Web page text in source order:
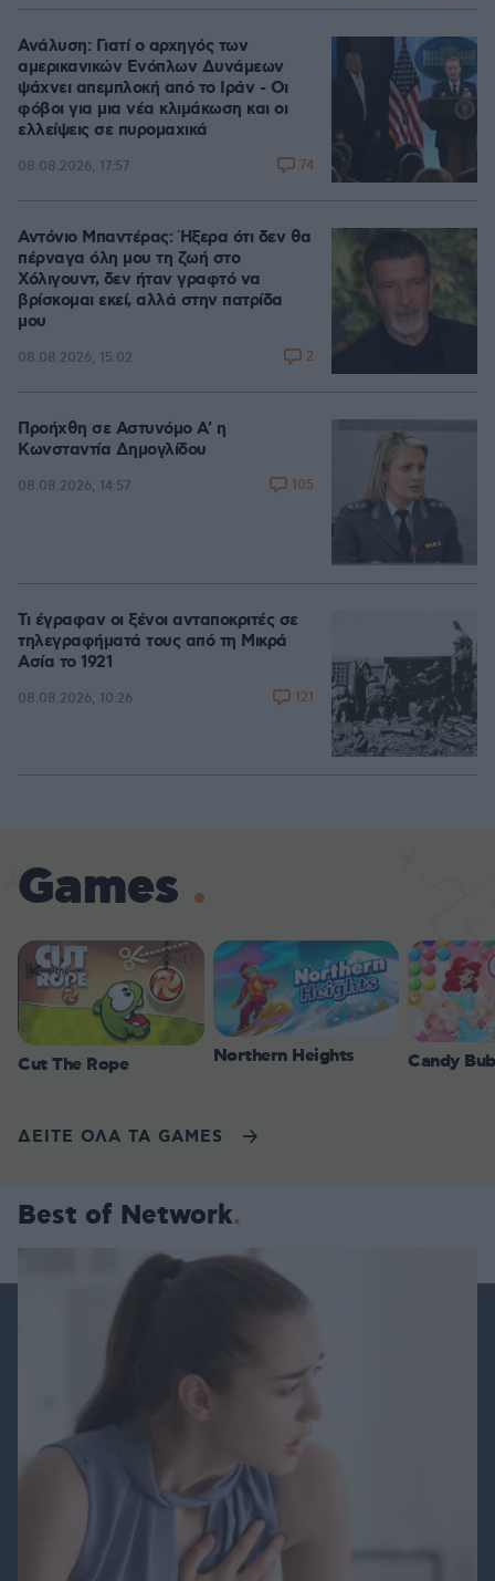
Ανάλυση: Γιατί ο αρχηγός των
αμερικανικών Ενόπλων Δυνάμεων
ψάχνει απεμπλοκή από το Ιράν - Οι
φόβοι για μια νέα κλιμάκωση και οι
ελλείψεις σε πυρομαχικά
08.08.2026, 17:57 74
Αντόνιο Μπαντέρας: Ήξερα ότι δεν θα
πέρναγα όλη μου τη ζωή στο
Χόλιγουντ, δεν ήταν γραφτό να
βρίσκομαι εκεί, αλλά στην πατρίδα
μου
08.08.2026, 15:02 2
Προήχθη σε Αστυνόμο Α' η
Κωνσταντία Δημογλίδου
08.08.2026, 14:57 105
Τι έγραφαν οι ξένοι ανταποκριτές σε
τηλεγραφήματά τους από τη Μικρά
Ασία το 1921
08.08.2026, 10:26 121
Games
Cut The Rope Northern Heights Candy
ΔΕΙΤΕ ΟΛΑ ΤΑ GAMES
Best of Network